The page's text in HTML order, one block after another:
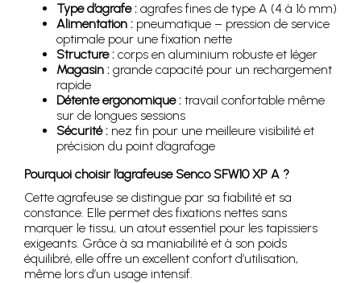
Type d’agrafe : agrafes fines de type A (4 à 16 mm)
Alimentation : pneumatique – pression de service
optimale pour une fixation nette
Structure : corps en aluminium robuste et léger
Magasin : grande capacité pour un rechargement
rapide
Détente ergonomique : travail confortable même
sur de longues sessions
Sécurité : nez fin pour une meilleure visibilité et
précision du point d’agrafage
Pourquoi choisir l’agrafeuse Senco SFW10 XP A ?
Cette agrafeuse se distingue par sa fiabilité et sa
constance. Elle permet des fixations nettes sans
marquer le tissu, un atout essentiel pour les tapissiers
exigeants. Grâce à sa maniabilité et à son poids
équilibré, elle offre un excellent confort d’utilisation,
même lors d’un usage intensif.